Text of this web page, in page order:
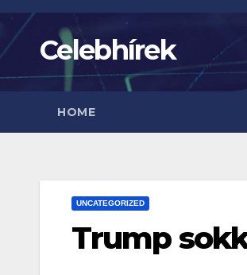
Skip
content Celebhírek
HOME
UNCATEGORIZED
Trump